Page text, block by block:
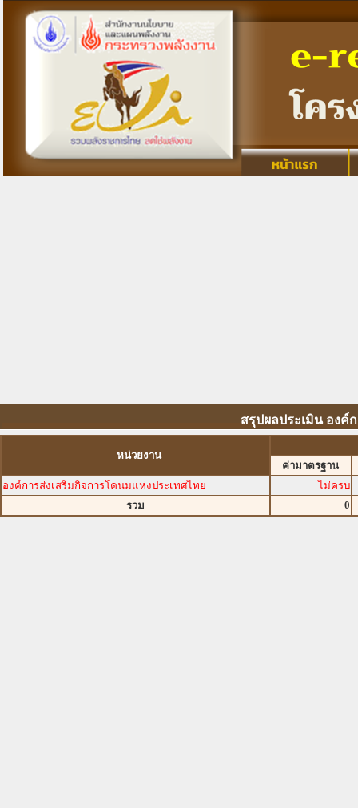
สรุปผลประเมิน องค์
หน่วยงาน
ค่ามาตรฐาน
องค์การส่งเสริมกิจการโคนมแห่งประเทศไทย
ไม่ครบ
รวม
0